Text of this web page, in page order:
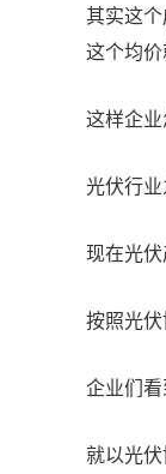
其实这
这个均价
这样企
光伏行
现在光
按照光
企业们
就以光